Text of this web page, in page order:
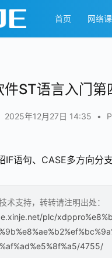
首页 网络
件ST语言入门
2025年12月27日 14:35 •
IF语句、CASE多方向分支
术支持，转转请注明出处：
plc/
4755/